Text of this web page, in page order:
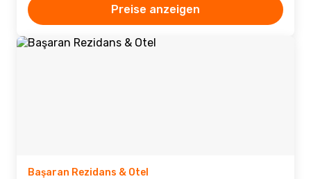
Preise anzeigen
Başaran Rezidans & Otel